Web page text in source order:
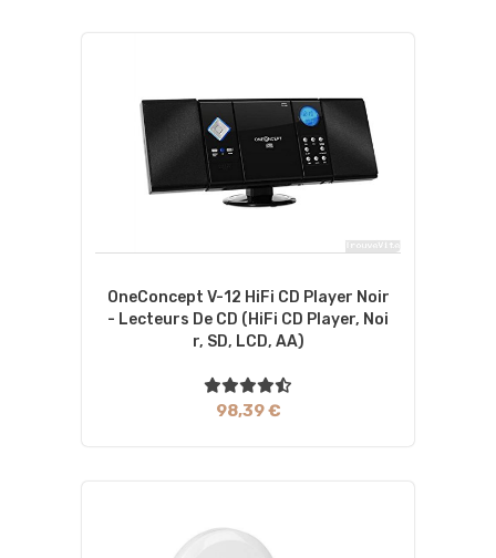
OneConcept V-12 HiFi CD Player Noir
- Lecteurs De CD (HiFi CD Player, Noi
R, SD, LCD, AA)
98,39 €